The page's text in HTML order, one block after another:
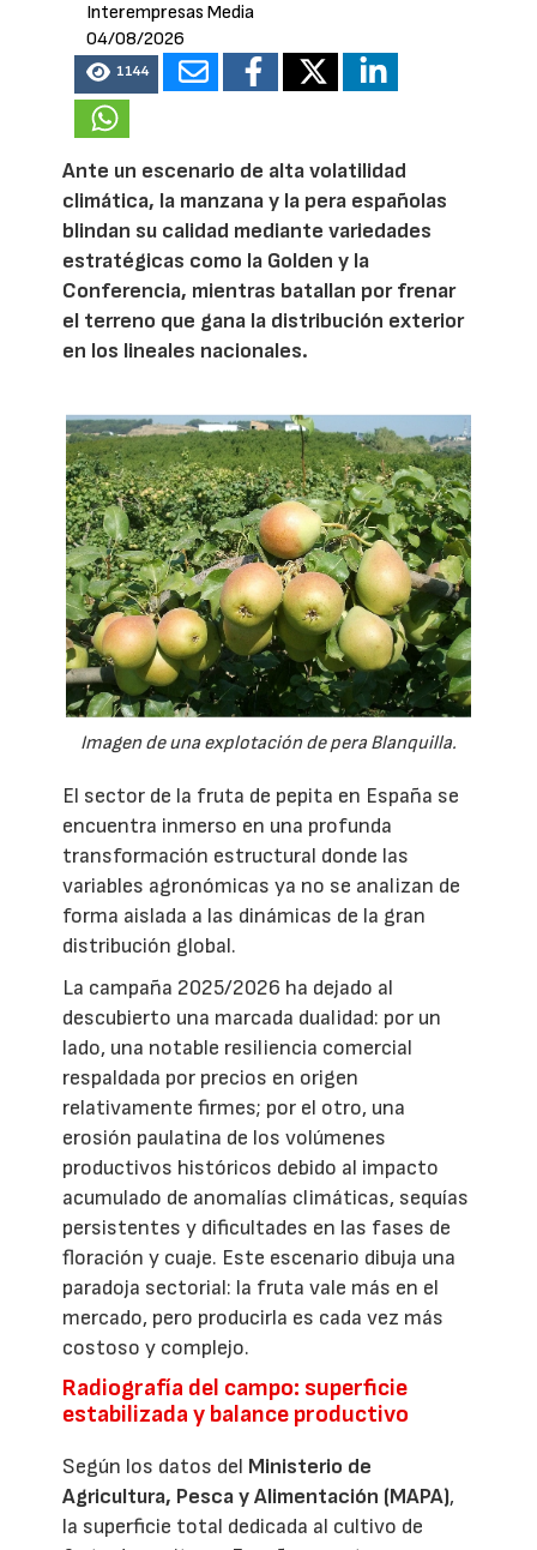
Interempresas Media
04/08/2026
1144
Ante un escenario de alta volatilidad
climática, la manzana y la pera españolas
blindan su calidad mediante variedades
estratégicas como la Golden y la
Conferencia, mientras batallan por frenar
el terreno que gana la distribución exterior
en los lineales nacionales.
Imagen de una explotación de pera Blanquilla.
El sector de la fruta de pepita en España se
encuentra inmerso en una profunda
transformación estructural donde las
variables agronómicas ya no se analizan de
forma aislada a las dinámicas de la gran
distribución global.
La campaña 2025/2026 ha dejado al
descubierto una marcada dualidad: por un
lado, una notable resiliencia comercial
respaldada por precios en origen
relativamente firmes; por el otro, una
erosión paulatina de los volúmenes
productivos históricos debido al impacto
acumulado de anomalías climáticas, sequías
persistentes y dificultades en las fases de
floración y cuaje. Este escenario dibuja una
paradoja sectorial: la fruta vale más en el
mercado, pero producirla es cada vez más
costoso y complejo.
Radiografía del campo: superficie
estabilizada y balance productivo
Según los datos del Ministerio de
Agricultura, Pesca y Alimentación (MAPA),
la superficie total dedicada al cultivo de